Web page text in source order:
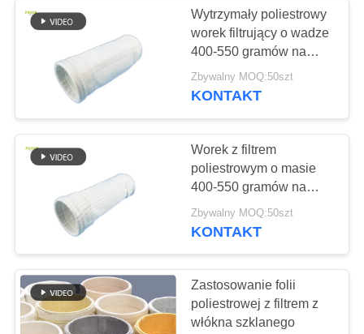
SKONTAKTUJ
NAMI
AKTUALNOŚCI
POPROSIĆ
O
WYCENĘ
SITEMAP
Wytrzymały poliestrowy
worek filtrujący o wadze
400-550 gramów na
metr kwadratowy
Zbywalny MOQ:50szt
KONTAKT
Worek z filtrem
poliestrowym o masie
400-550 gramów na
metr kwadratowy
przeznaczony do
farmaceutycznego i
górniczego
Zbywalny MOQ:50szt
KONTAKT
Zastosowanie folii
poliestrowej z filtrem z
włókna szklanego